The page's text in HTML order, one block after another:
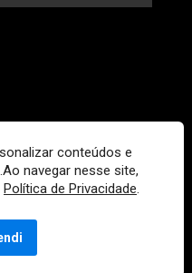
028.744.721/ 0001-25
Inc
conteúdos e
navegar nesse site,
Política de Privacidade.